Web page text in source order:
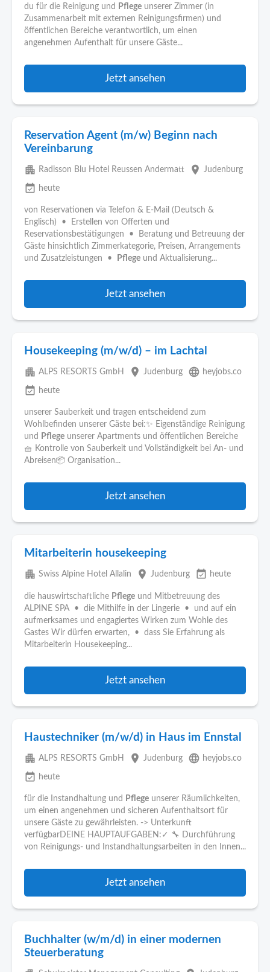
du für die Reinigung und
Pflege unserer Zimmer (in
Zusammenarbeit mit externen Reinigungsfirmen) und
öffentlichen Bereiche verantwortlich, um einen
angenehmen Aufenthalt für unsere Gäste...
Jetzt ansehen
Reservation Agent (m/w) Beginn nach
Vereinbarung
apartment Radisson Blu Hotel Reussen Andermatt place Judenburg
event_available heute
von Reservationen via Telefon & E-Mail (Deutsch &
Englisch) • Erstellen von Offerten und
Reservationsbestätigungen • Beratung und Betreuung der
Gäste hinsichtlich Zimmerkategorie, Preisen, Arrangements
und Zusatzleistungen •
Pflege und Aktualisierung...
Jetzt ansehen
Housekeeping (m/w/d) – im Lachtal
apartment ALPS RESORTS GmbH place Judenburg language heyjobs.co
event_available heute
unserer Sauberkeit und tragen entscheidend zum
Wohlbefinden unserer Gäste bei:✨ Eigenständige Reinigung
und
Pflege unserer Apartments und öffentlichen Bereiche
🧺 Kontrolle von Sauberkeit und Vollständigkeit bei An- und
Abreisen📦 Organisation...
Jetzt ansehen
Mitarbeiterin housekeeping
apartment Swiss Alpine Hotel Allalin place Judenburg event_available heute
die hauswirtschaftliche Pflege und Mitbetreuung des
ALPINE SPA • die Mithilfe in der Lingerie • und auf ein
aufmerksames und engagiertes Wirken zum Wohle des
Gastes Wir dürfen erwarten, • dass Sie Erfahrung als
Mitarbeiterin Housekeeping...
Jetzt ansehen
Haustechniker (m/w/d) in Haus im Ennstal
apartment ALPS RESORTS GmbH place Judenburg language heyjobs.co
event_available heute
für die Instandhaltung und Pflege unserer Räumlichkeiten,
um einen angenehmen und sicheren Aufenthaltsort für
unsere Gäste zu gewährleisten. -> Unterkunft
verfügbarDEINE HAUPTAUFGABEN:✓ 🔧 Durchführung
von Reinigungs- und Instandhaltungsarbeiten in den Innen...
Jetzt ansehen
Buchhalter (w/m/d) in einer modernen
Steuerberatung